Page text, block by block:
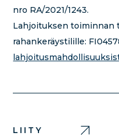
nro RA/2021/1243.
Lahjoituksen toiminnan
rahankeräystilille:
LIITY